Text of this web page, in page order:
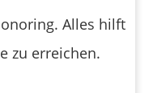
Alles hilft
zu erreichen.